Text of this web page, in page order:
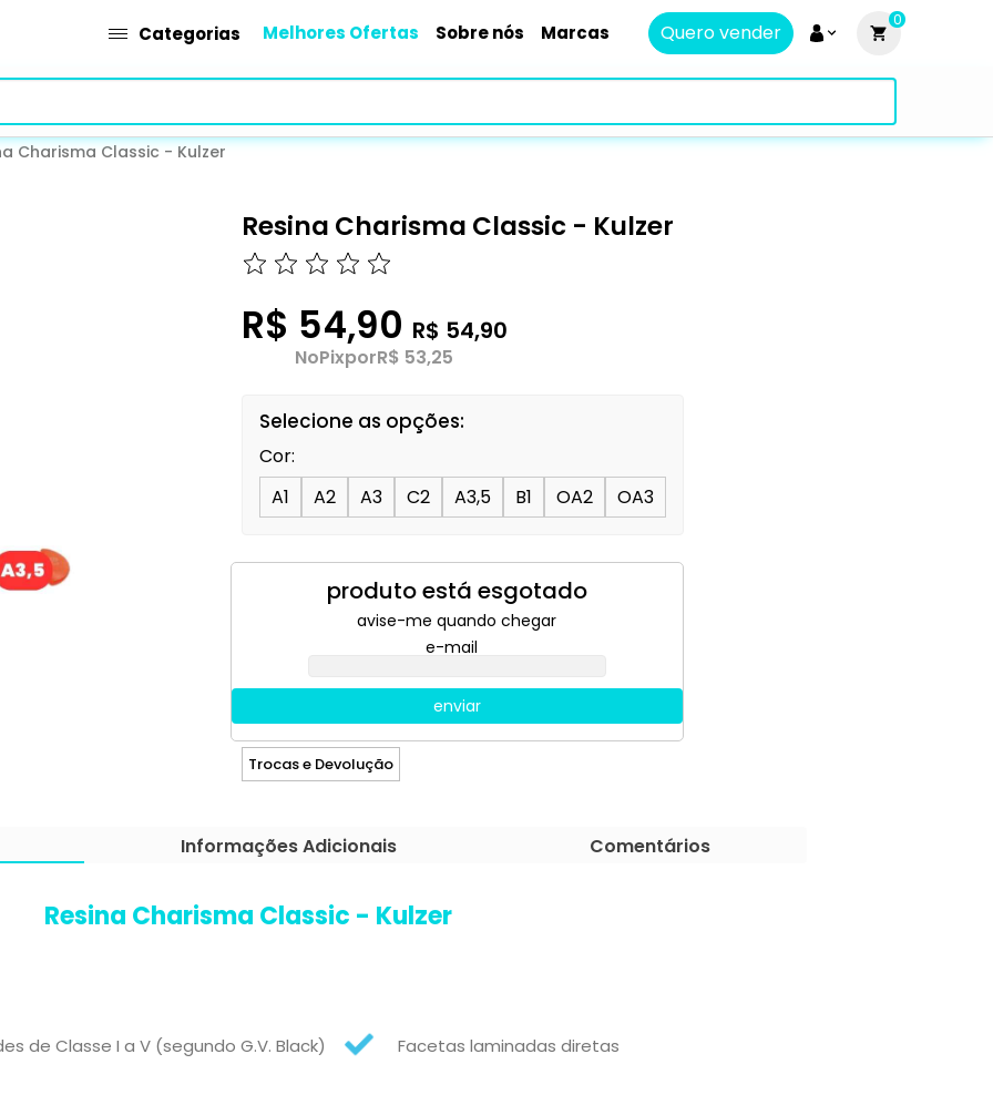
Categorias Melhores Ofertas Sobre nós Marcas Quero vender
0
Charisma Classic - Kulzer
Resina Charisma Classic - Kulzer
R$ 54,90 R$ 54,90
NoPixporR$ 53,25
Selecione as opções:
Cor:
A1
A2 A3 C2 A3,5 B1 OA2 OA3
produto está esgotado
avise-me quando chegar
e-mail
enviar
Trocas e Devolução
Informações Adicionais Comentários
Resina Charisma Classic - Kulzer
de Classe I a V (segundo G.V. Black) Facetas laminadas diretas